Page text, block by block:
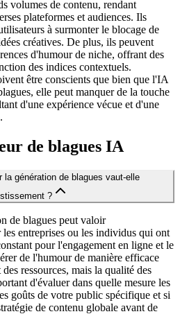
volumes de contenu, rendant
plateformes et audiences. Ils
à surmonter le blocage de
créatives. De plus, ils peuvent
d'humour de niche, offrant des
des indices contextuels.
être conscients que bien que l'IA
elle peut manquer de la touche
d'une expérience vécue et d'une
de blagues IA
la génération de blagues vaut-elle
?
de blagues peut valoir
entreprises ou les individus qui ont
pour l'engagement en ligne et le
de l'humour de manière efficace
ressources, mais la qualité des
d'évaluer dans quelle mesure les
goûts de votre public spécifique et si
de contenu globale avant de